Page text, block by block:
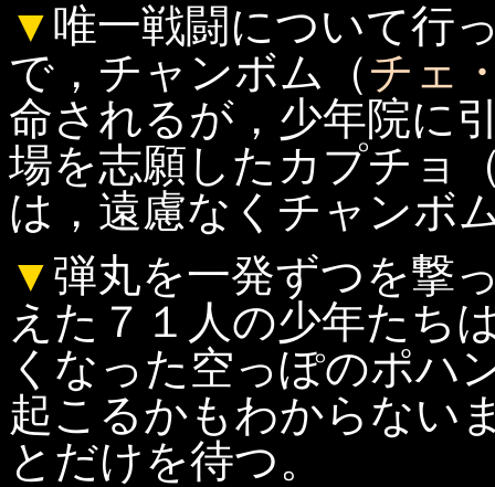
▼ 唯一戦闘について行
で，チャンボム（チェ
命されるが，少年院に
場を志願したカプチョ
は，遠慮なくチャンボ
▼ 弾丸を一発ずつを撃
えた７１人の少年たち
くなった空っぽのポハ
起こるかもわからない
とだけを待つ。